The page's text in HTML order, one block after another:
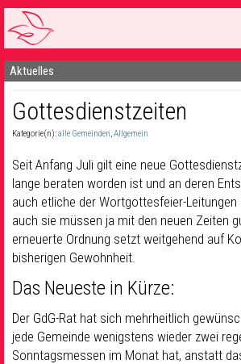
Startseite
1 Pfarrei
16 Gemeinden & mehr
Gottesdienste & Sinnsuche
Sakramente & Feste
Gemeinschaft & Soziales
Aktuelles
Gottesdienstzeiten
Kategorie(n):alle Gemeinden,Allgemein
Seit Anfang Juli gilt eine neue
lange beraten worden ist und an deren
auch etliche der Wortgottesfeier-Leitungen
auch sie müssen ja mit den neuen Zeiten
erneuerte Ordnung setzt weitgehend auf
bisherigen Gewohnheit.
Das Neueste in Kürze:
Der GdG-Rat hat sich mehrheitlich
jede Gemeinde wenigstens wieder zwei
Sonntagsmessen im Monat hat, anstatt